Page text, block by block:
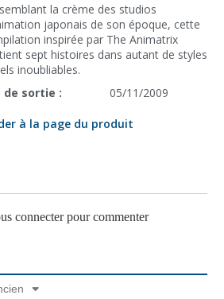
la crème des studios
japonais de son époque, cette
inspirée par The Animatrix
sept histoires dans autant de styles
inoubliables.
de sortie :
05/11/2009
à la page du produit
connecter pour commenter